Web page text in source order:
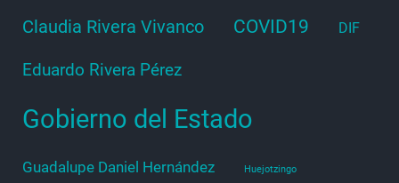
Claudia Rivera Vivanco COVID19 DIF
Eduardo Rivera Pérez
Gobierno del Estado
Guadalupe Daniel Hernández Huejotzingo